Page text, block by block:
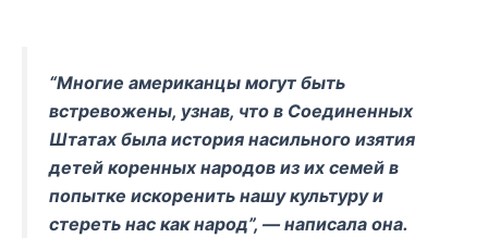
“Многие американцы могут быть
встревожены, узнав, что в Соединенных
Штатах была история насильного изятия
детей коренных народов из их семей в
попытке искоренить нашу культуру и
стереть нас как народ”, — написала она.